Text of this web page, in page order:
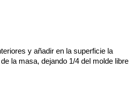
y añadir en la superficie la
la masa, dejando 1/4 del molde libre